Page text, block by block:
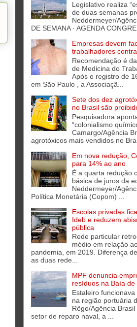
Legislativo realiza
de duas semanas
Neddermeyer/
DE SEMANA - AGENDA
Empresas devem
trabalhadores
Recomendação é
de Medicina do
Após o registro de
em São Paulo , a Associaçã...
Sete dos dez
no Brasil são
Pesquisadora
“colonialismo
Camargo/Agência
agrotóxicos mais vendidos no
Em nova redução,
para 14% ao ano
É a quarta redução
básica de juros da
Neddermeyer/
Política Monetária (Copom) ...
Escolas privadas
Ideb e reduzem
pública
Rede particular
médio em relação
pandemia, em 2019. Diferença
as duas rede...
MPF denuncia
resíduos na Baía de
Estaleiro
na região portuária
Rêgo/Agência
setor de reparo naval, a ...